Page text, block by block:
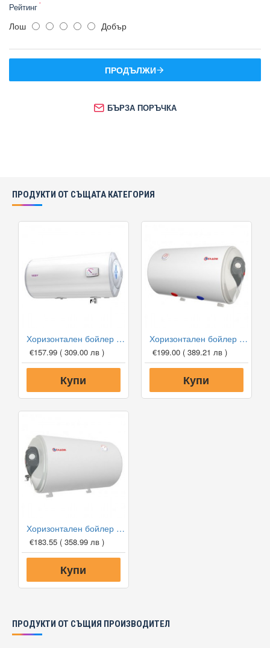
Рейтинг
Лош Добър
ПРОДЪЛЖИ
БЪРЗА ПОРЪЧКА
ПРОДУКТИ ОТ СЪЩАТА КАТЕГОРИЯ
Хоризонтален бойлер Tesy BiLight GCH 5035 20 B12 TSR
€157.99 ( 309.00 лв )
Купи
Хоризонтален бойлер Eldom WH08046BR 80л
€199.00 ( 389.21 лв )
Купи
Хоризонтален бойлер Eldom WH08046L 80л
€183.55 ( 358.99 лв )
Купи
ПРОДУКТИ ОТ СЪЩИЯ ПРОИЗВОДИТЕЛ